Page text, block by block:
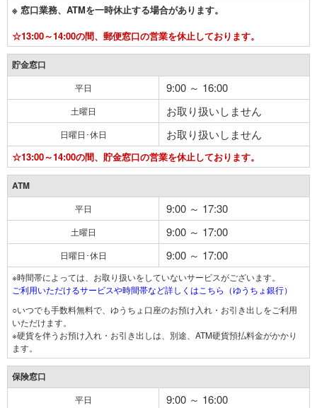
※ 窓口業務、ATMを一時休止する場合があります。
☆13:00～14:00の間、郵便窓口の営業を休止しております。
貯金窓口
平日 9:00 ～ 16:00
土曜日 お取り扱いしません
日曜日･休日 お取り扱いしません
☆13:00～14:00の間、貯金窓口の営業を休止しております。
ATM
平日 9:00 ～ 17:30
土曜日 9:00 ～ 17:00
日曜日･休日 9:00 ～ 17:00
※時間帯によっては、お取り扱いをしていないサービスがございます。
ご利用いただけるサービスや時間帯など詳しくはこちら（ゆうちょ銀行）
○いつでも手数料無料で、ゆうちょ口座のお預け入れ・お引き出しをご利用
いただけます。
※硬貨を伴うお預け入れ・お引き出しは、別途、ATM硬貨預払料金がかかり
ます。
保険窓口
平日 9:00 ～ 16:00